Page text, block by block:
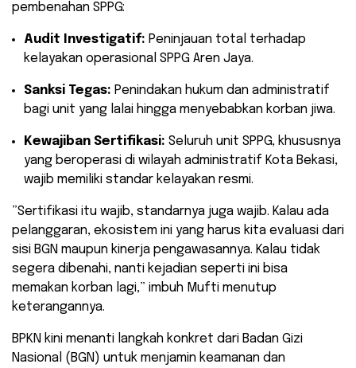
pembenahan SPPG:
Audit Investigatif: Peninjauan total terhadap
kelayakan operasional SPPG Aren Jaya.
Sanksi Tegas: Penindakan hukum dan administratif
bagi unit yang lalai hingga menyebabkan korban jiwa.
Kewajiban Sertifikasi: Seluruh unit SPPG, khususnya
yang beroperasi di wilayah administratif Kota Bekasi,
wajib memiliki standar kelayakan resmi.
​”Sertifikasi itu wajib, standarnya juga wajib. Kalau ada
pelanggaran, ekosistem ini yang harus kita evaluasi dari
sisi BGN maupun kinerja pengawasannya. Kalau tidak
segera dibenahi, nanti kejadian seperti ini bisa
memakan korban lagi,” imbuh Mufti menutup
keterangannya.
​BPKN kini menanti langkah konkret dari Badan Gizi
Nasional (BGN) untuk menjamin keamanan dan